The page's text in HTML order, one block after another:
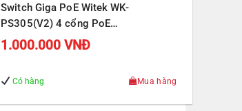
Switch Giga PoE Witek WK-
PS305(V2) 4 cổng PoE
10/100/1000Mbps, 1 cổng RJ45
1.000.000VNĐ
Có hàng Mua hàng